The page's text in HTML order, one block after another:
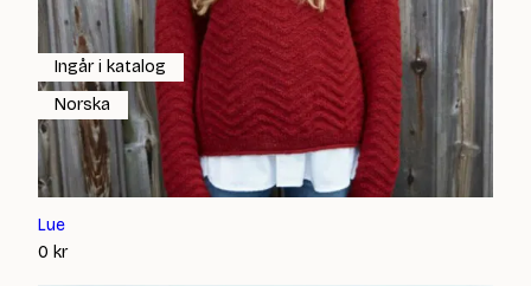
Lue
0 kr
Ingår i katalog
Norska